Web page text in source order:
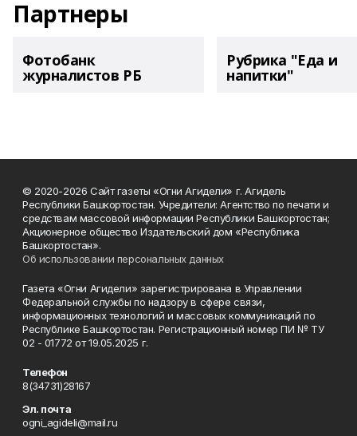
Партнеры
Фотобанк
журналистов РБ
Рубрика "Еда и
напитки"
© 2020-2026 Сайт газеты «Огни Агидели» г. Агидель
Республики Башкортостан. Учредители: Агентство по печати и
средствам массовой информации Республики Башкортостан;
Акционерное общество Издательский дом «Республика
Башкортостан».
Об использовании персональных данных
Газета «Огни Агидели» зарегистрирована в Управлении
Федеральной службы по надзору в сфере связи,
информационных технологий и массовых коммуникаций по
Республике Башкортостан. Регистрационный номер ПИ № ТУ
02 - 01772 от 19.05.2025 г.
Телефон
8(34731)28167
Эл. почта
ogni_agideli@mail.ru